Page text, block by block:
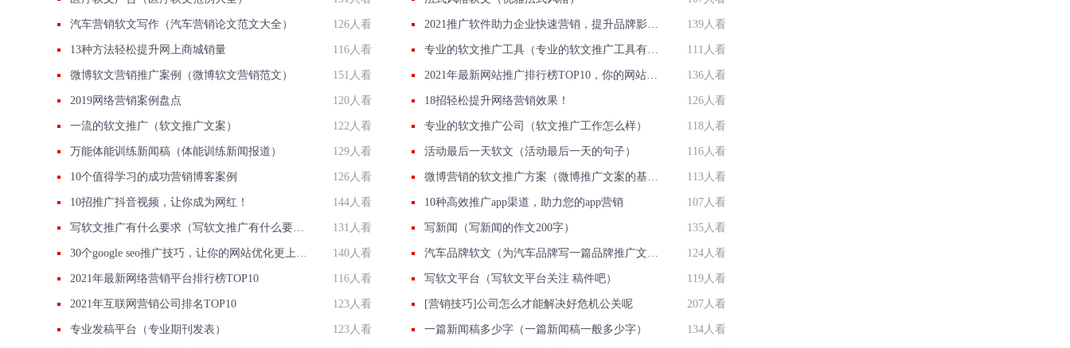
汽车营销软文写作（汽车营销论文范文大全） 126人看 2021推广软件助力企业快速营销，提升品牌影响力！ 139人看
13种方法轻松提升网上商城销量 116人看 专业的软文推广工具（专业的软文推广工具有哪些） 111人看
微博软文营销推广案例（微博软文营销范文） 151人看 2021年最新网站推广排行榜TOP10，你的网站上榜了吗？ 136人看
2019网络营销案例盘点 120人看 18招轻松提升网络营销效果！ 126人看
一流的软文推广（软文推广文案） 122人看 专业的软文推广公司（软文推广工作怎么样） 118人看
万能体能训练新闻稿（体能训练新闻报道） 129人看 活动最后一天软文（活动最后一天的句子） 116人看
10个值得学习的成功营销博客案例 126人看 微博营销的软文推广方案（微博推广文案的基本内容有哪些） 113人看
10招推广抖音视频，让你成为网红！ 144人看 10种高效推广app渠道，助力您的app营销 107人看
写软文推广有什么要求（写软文推广有什么要求嘛） 131人看 写新闻（写新闻的作文200字） 135人看
30个google seo推广技巧，让你的网站优化更上一层楼！ 140人看 汽车品牌软文（为汽车品牌写一篇品牌推广文案） 124人看
2021年最新网络营销平台排行榜TOP10 116人看 写软文平台（写软文平台关注 稿件吧） 119人看
2021年互联网营销公司排名TOP10 123人看 [营销技巧]公司怎么才能解决好危机公关呢 207人看
专业发稿平台（专业期刊发表） 123人看 一篇新闻稿多少字（一篇新闻稿一般多少字） 134人看